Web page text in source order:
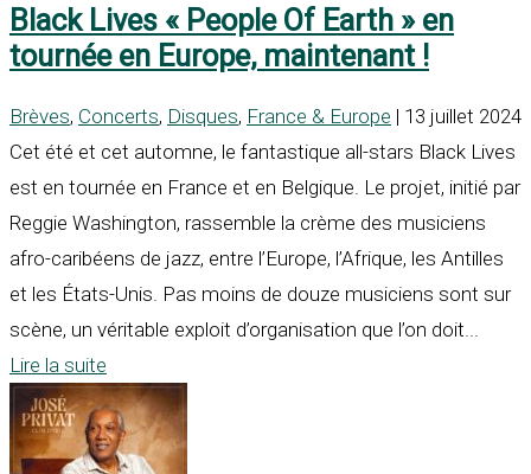
Black Lives « People Of Earth » en
tournée en Europe, maintenant !
Brèves, Concerts, Disques, France & Europe | 13 juillet 2024
Cet été et cet automne, le fantastique all-stars Black Lives
est en tournée en France et en Belgique. Le projet, initié par
Reggie Washington, rassemble la crème des musiciens
afro-caribéens de jazz, entre l’Europe, l’Afrique, les Antilles
et les États-Unis. Pas moins de douze musiciens sont sur
scène, un véritable exploit d’organisation que l’on doit...
Lire la suite